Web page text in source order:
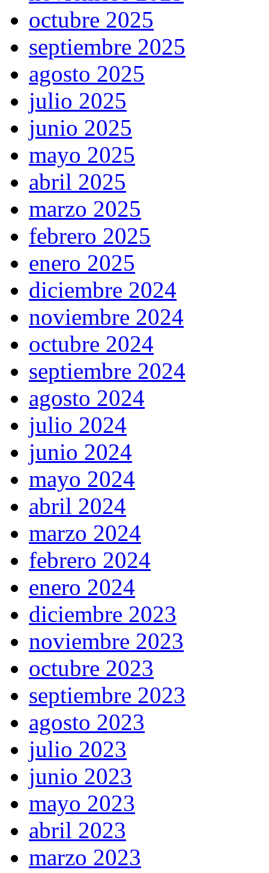
octubre 2025
septiembre 2025
agosto 2025
julio 2025
junio 2025
mayo 2025
abril 2025
marzo 2025
febrero 2025
enero 2025
diciembre 2024
noviembre 2024
octubre 2024
septiembre 2024
agosto 2024
julio 2024
junio 2024
mayo 2024
abril 2024
marzo 2024
febrero 2024
enero 2024
diciembre 2023
noviembre 2023
octubre 2023
septiembre 2023
agosto 2023
julio 2023
junio 2023
mayo 2023
abril 2023
marzo 2023